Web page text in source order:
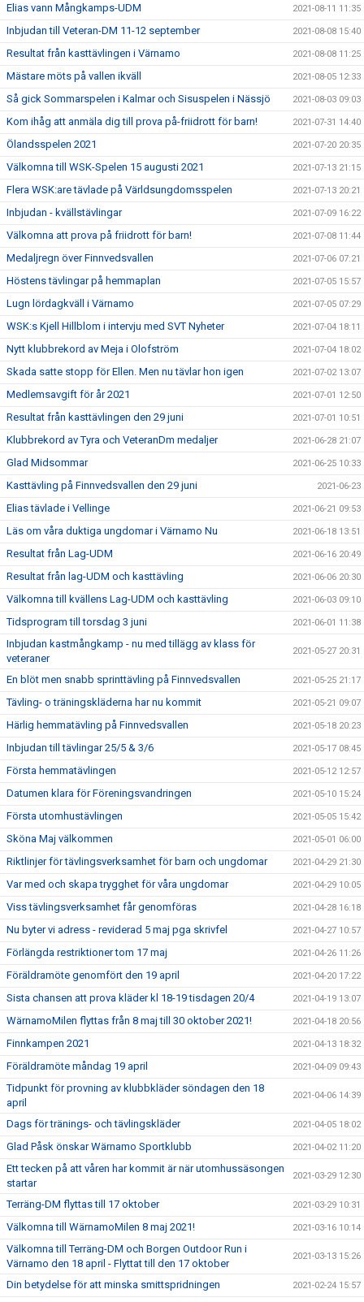
Elias vann Mångkamps-UDM 2021-08-11 11:35
Inbjudan till Veteran-DM 11-12 september 2021-08-08 15:40
Resultat från kasttävlingen i Värnamo 2021-08-08 11:25
Mästare möts på vallen ikväll 2021-08-05 12:33
Så gick Sommarspelen i Kalmar och Sisuspelen i Nässjö 2021-08-03 09:03
Kom ihåg att anmäla dig till prova på-friidrott för barn! 2021-07-31 14:40
Ölandsspelen 2021 2021-07-20 20:35
Välkomna till WSK-Spelen 15 augusti 2021 2021-07-13 21:15
Flera WSK:are tävlade på Världsungdomsspelen 2021-07-13 20:21
Inbjudan - kvällstävlingar 2021-07-09 16:22
Välkomna att prova på friidrott för barn! 2021-07-08 11:44
Medaljregn över Finnvedsvallen 2021-07-06 07:21
Höstens tävlingar på hemmaplan 2021-07-05 15:57
Lugn lördagkväll i Värnamo 2021-07-05 07:29
WSK:s Kjell Hillblom i intervju med SVT Nyheter 2021-07-04 18:11
Nytt klubbrekord av Meja i Olofström 2021-07-04 18:02
Skada satte stopp för Ellen. Men nu tävlar hon igen 2021-07-02 13:07
Medlemsavgift för år 2021 2021-07-01 12:50
Resultat från kasttävlingen den 29 juni 2021-07-01 10:51
Klubbrekord av Tyra och VeteranDm medaljer 2021-06-28 21:07
Glad Midsommar 2021-06-25 10:33
Kasttävling på Finnvedsvallen den 29 juni 2021-06-23
Elias tävlade i Vellinge 2021-06-21 09:53
Läs om våra duktiga ungdomar i Värnamo Nu 2021-06-18 13:51
Resultat från Lag-UDM 2021-06-16 20:49
Resultat från lag-UDM och kasttävling 2021-06-06 20:30
Välkomna till kvällens Lag-UDM och kasttävling 2021-06-03 09:10
Tidsprogram till torsdag 3 juni 2021-06-01 11:38
Inbjudan kastmångkamp - nu med tillägg av klass för
veteraner
2021-05-27 20:31
En blöt men snabb sprinttävling på Finnvedsvallen 2021-05-25 21:17
Tävling- o träningskläderna har nu kommit 2021-05-21 09:07
Härlig hemmatävling på Finnvedsvallen 2021-05-18 20:23
Inbjudan till tävlingar 25/5 & 3/6 2021-05-17 08:45
Första hemmatävlingen 2021-05-12 12:57
Datumen klara för Föreningsvandringen 2021-05-10 15:24
Första utomhustävlingen 2021-05-05 15:42
Sköna Maj välkommen 2021-05-01 06:00
Riktlinjer för tävlingsverksamhet för barn och ungdomar 2021-04-29 21:30
Var med och skapa trygghet för våra ungdomar 2021-04-29 10:05
Viss tävlingsverksamhet får genomföras 2021-04-28 16:18
Nu byter vi adress - reviderad 5 maj pga skrivfel 2021-04-27 10:57
Förlängda restriktioner tom 17 maj 2021-04-26 11:26
Föräldramöte genomfört den 19 april 2021-04-20 17:22
Sista chansen att prova kläder kl 18-19 tisdagen 20/4 2021-04-19 13:07
WärnamoMilen flyttas från 8 maj till 30 oktober 2021! 2021-04-18 20:56
Finnkampen 2021 2021-04-13 18:32
Föräldramöte måndag 19 april 2021-04-09 09:43
Tidpunkt för provning av klubbkläder söndagen den 18
april
2021-04-06 14:39
Dags för tränings- och tävlingskläder 2021-04-05 18:02
Glad Påsk önskar Wärnamo Sportklubb 2021-04-02 11:20
Ett tecken på att våren har kommit är när utomhussäsongen
startar
2021-03-29 12:30
Terräng-DM flyttas till 17 oktober 2021-03-29 10:31
Välkomna till WärnamoMilen 8 maj 2021! 2021-03-16 10:14
Välkomna till Terräng-DM och Borgen Outdoor Run i
Värnamo den 18 april - Flyttat till den 17 oktober
2021-03-13 15:26
Din betydelse för att minska smittspridningen 2021-02-24 15:57